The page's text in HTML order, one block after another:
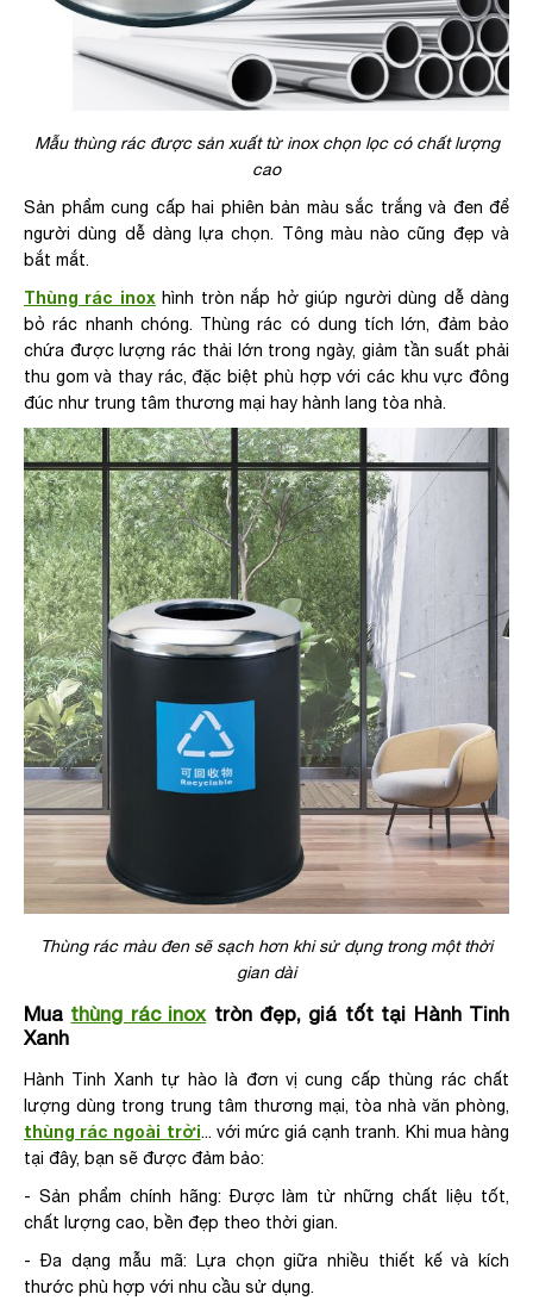
Mẫu thùng rác được sản xuất từ inox chọn lọc có chất lượng
cao
Sản phẩm cung cấp hai phiên bản màu sắc trắng và đen để
người dùng dễ dàng lựa chọn. Tông màu nào cũng đẹp và
bắt mắt.
Thùng rác inox hình tròn nắp hở giúp người dùng dễ dàng
bỏ rác nhanh chóng. Thùng rác có dung tích lớn, đảm bảo
chứa được lượng rác thải lớn trong ngày, giảm tần suất phải
thu gom và thay rác, đặc biệt phù hợp với các khu vực đông
đúc như trung tâm thương mại hay hành lang tòa nhà.
Thùng rác màu đen sẽ sạch hơn khi sử dụng trong một thời
gian dài
Mua thùng rác inox tròn đẹp, giá tốt tại Hành Tinh
Xanh
Hành Tinh Xanh tự hào là đơn vị cung cấp thùng rác chất
lượng dùng trong trung tâm thương mại, tòa nhà văn phòng,
thùng rác ngoài trời... với mức giá cạnh tranh. Khi mua hàng
tại đây, bạn sẽ được đảm bảo:
- Sản phẩm chính hãng: Được làm từ những chất liệu tốt,
chất lượng cao, bền đẹp theo thời gian.
- Đa dạng mẫu mã: Lựa chọn giữa nhiều thiết kế và kích
thước phù hợp với nhu cầu sử dụng.